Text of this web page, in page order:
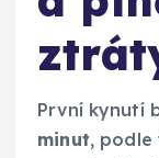
První kynutí
minut, podle